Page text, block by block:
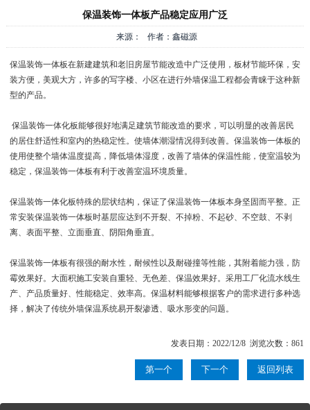
保温装饰一体板产品稳定应用广泛
来源： 作者：鑫磁源
保温装饰一体板在新建建筑和老旧房屋节能改造中广泛使用，板材节能环保，安
装方便，美观大方，许多的写字楼、小区在进行外墙保温工程都会青睐于这种新
型的产品。
保温装饰一体化板能够很好地满足建筑节能改造的要求，可以明显的改善居民
的居住舒适性和室内的热稳定性。使墙体潮湿情况得到改善。保温装饰一体板的
使用使整个墙体温度提高，降低墙体湿度，改善了墙体的保温性能，使室温较为
稳定，保温装饰一体板有利于改善室温环境质量。
保温装饰一体化板特殊的层状结构，保证了保温装饰一体板本身坚固而平整。正
常安装保温装饰一体板时基层应达到不开裂、不掉粉、不起砂、不空鼓、不剥
离、表面平整、立面垂直、阴阳角垂直。
保温装饰一体板有很强的耐水性，耐候性以及耐碰撞等性能，其附着能力强，防
霉效果好。大面积施工安装自重轻、无色差、保温效果好。采用工厂化流水线生
产、产品质量好、性能稳定、效率高。保温材料能够根据客户的需求进行多种选
择，解决了传统外墙保温系统易开裂渗透、吸水形变的问题。
发表日期：2022/12/8 浏览次数：861
第一个 下一个 返回列表